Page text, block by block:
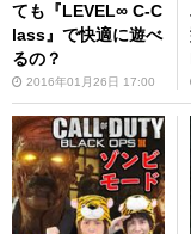
ても『LEVEL∞ C-C
lass』で快適に遊べ
るの？
2016年01月26日 17:00